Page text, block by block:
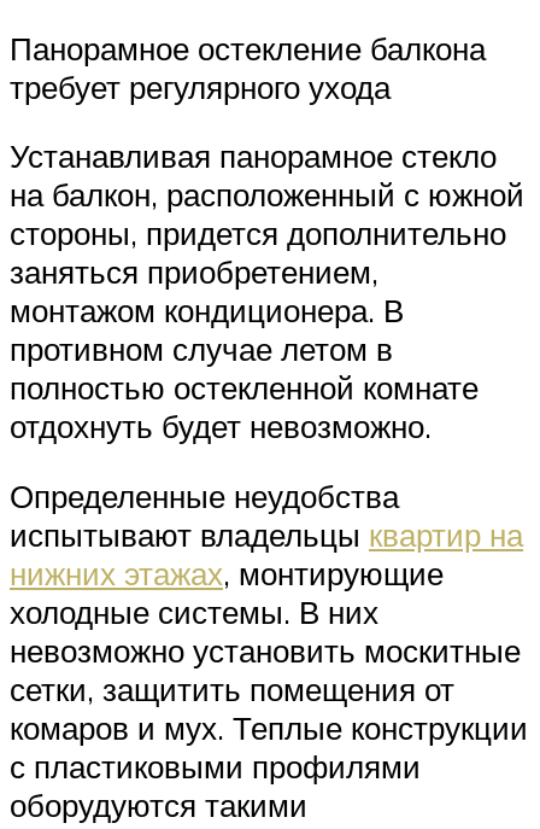
Панорамное остекление балкона
требует регулярного ухода
Устанавливая панорамное стекло
на балкон, расположенный с южной
стороны, придется дополнительно
заняться приобретением,
монтажом кондиционера. В
противном случае летом в
полностью остекленной комнате
отдохнуть будет невозможно.
Определенные неудобства
испытывают владельцы квартир на
нижних этажах, монтирующие
холодные системы. В них
невозможно установить москитные
сетки, защитить помещения от
комаров и мух. Теплые конструкции
с пластиковыми профилями
оборудуются такими